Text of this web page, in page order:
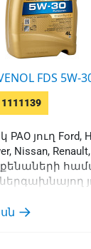
FDS 5W-
1111139
յուղ Ford,
Nissan,